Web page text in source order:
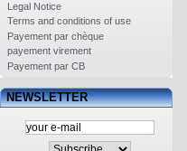
Legal Notice
Terms and conditions of use
Payement par chèque
payement virement
Payement par CB
NEWSLETTER